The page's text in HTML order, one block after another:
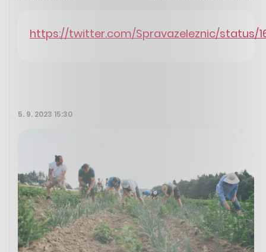
https://twitter.com/Spravazeleznic/status/
5. 9. 2023 15:30